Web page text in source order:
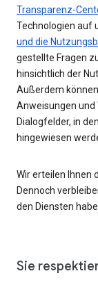
Transparenz-
Technologien auf
und die
gestellte Fragen
hinsichtlich der
Außerdem
Anweisungen und
Dialogfelder, in
hingewiesen
Wir erteilen Ihnen
Dennoch
den Diensten
Sie